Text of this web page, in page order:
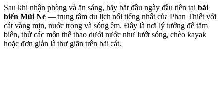
Sau khi nhận phòng và ăn sáng, hãy bắt đầu ngày đầu tiên tại bãi
biển Mũi Né — trung tâm du lịch nổi tiếng nhất của Phan Thiết với
cát vàng mịn, nước trong và sóng êm. Đây là nơi lý tưởng để tắm
biển, thử các môn thể thao dưới nước như lướt sóng, chèo kayak
hoặc đơn giản là thư giãn trên bãi cát.